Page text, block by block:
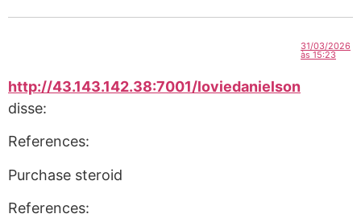
http://43.143.142.38:7001/loviedanielson
disse:
31/03/2026
às 15:23
References:
Purchase steroid
References: